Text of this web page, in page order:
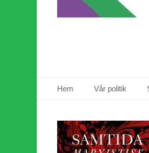
Primär meny
Hem Vår politik